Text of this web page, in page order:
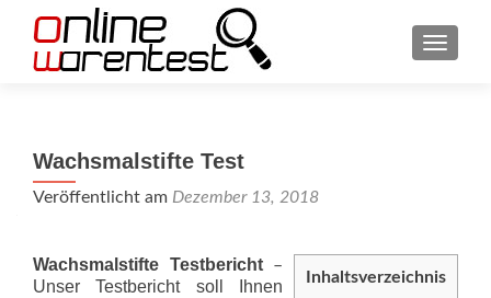
Wachsmalstifte Test
Veröffentlicht am Dezember 13, 2018
Inhaltsverzeichnis
Wachsmalstifte Testbericht–
Unser Testbericht soll Ihnen